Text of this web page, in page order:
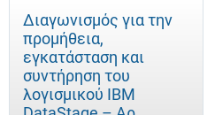
Διαγωνισμός για την
προμήθεια,
εγκατάσταση και
συντήρηση του
λογισμικού IBM